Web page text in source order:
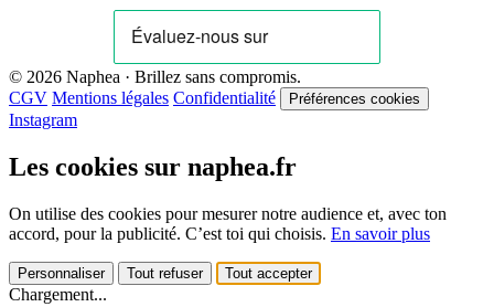
© 2026 Naphea · Brillez sans compromis.
CGV Mentions légales Confidentialité Préférences cookies
Instagram
Les cookies sur naphea.fr
On utilise des cookies pour mesurer notre audience et, avec ton
accord, pour la publicité. C’est toi qui choisis. En savoir plus
Personnaliser Tout refuser Tout accepter
Chargement...